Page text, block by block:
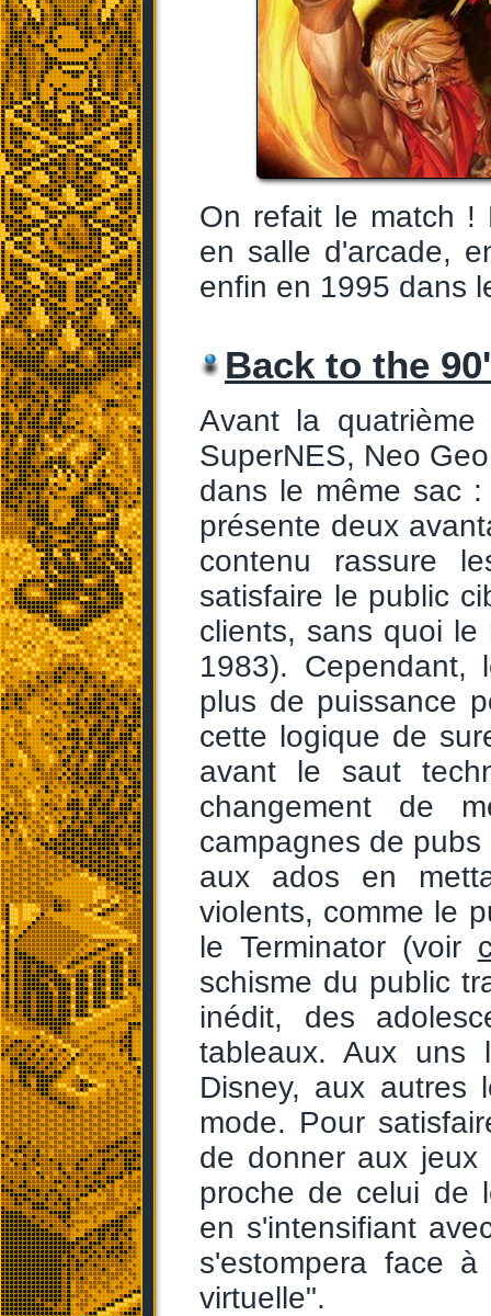
On refait le match
en salle d'arcade,
enfin en 1995 dans
Back to the
Avant la quatrième
SuperNES, Neo
dans le même sac
présente deux
contenu rassure
satisfaire le public
clients, sans quoi
1983).
plus de puissance
cette logique de
avant le saut
changement de
campagnes de
aux ados en
violents, comme le
le Terminator (voir
schisme du public
inédit, des
tableaux. Aux uns
Disney, aux autres
mode. Pour
de donner aux
proche de celui de
en s'intensifiant
s'estompera face
virtuelle".